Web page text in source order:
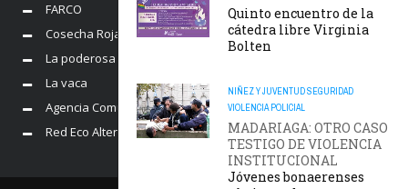
Quinto encuentro de la
cátedra libre Virginia
Bolten
NIÑEZ Y JUVENTUDSEGURIDAD
VIOLENCIA POLICIAL
MADARIAGA: OTRO CASO
TESTIGO DE VIOLENCIA
INSTITUCIONAL
Jóvenes bonaerenses
FARCO
Cosecha Roja
La poderosa
La vaca
Agencia Comunica
Red Eco Alternativo